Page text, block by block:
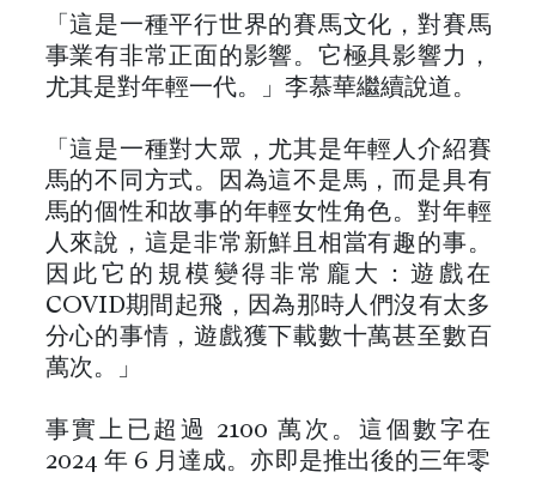
「這是一種平行世界的賽馬文化，對賽馬
事業有非常正面的影響。它極具影響力，
尤其是對年輕一代。」李慕華繼續說道。
「這是一種對大眾，尤其是年輕人介紹賽
馬的不同方式。因為這不是馬，而是具有
馬的個性和故事的年輕女性角色。對年輕
人來說，這是非常新鮮且相當有趣的事。
因此它的規模變得非常龐大：遊戲在
COVID期間起飛，因為那時人們沒有太多
分心的事情，遊戲獲下載數十萬甚至數百
萬次。」
事實上已超過 2100 萬次。這個數字在
2024 年 6 月達成。亦即是推出後的三年零